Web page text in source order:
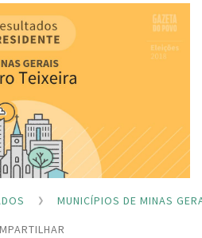
MUNICÍPIOS DE MINAS